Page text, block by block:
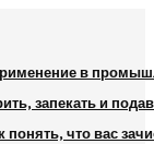
в
запекать и
понять, что вас